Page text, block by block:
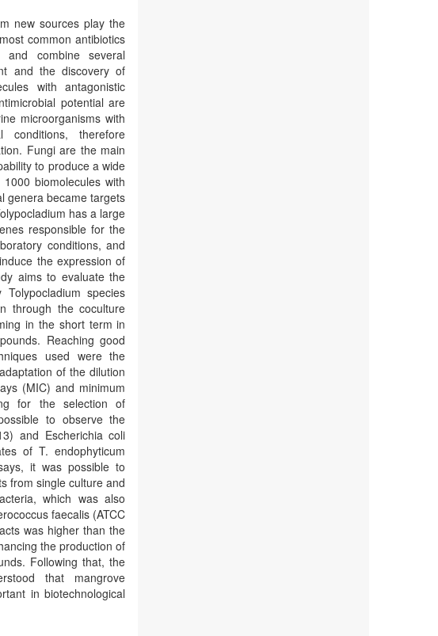
new sources play the
common antibiotics
combine several
and the discovery of
with antagonistic
potential are
microorganisms with
therefore
Fungi are the main
to produce a wide
biomolecules with
genera became targets
has a large
responsible for the
conditions, and
the expression of
aims to evaluate the
species
through the coculture
in the short term in
Reaching good
used were the
of the dilution
(MIC) and minimum
for the selection of
to observe the
and Escherichia coli
of T. endophyticum
it was possible to
from single culture and
which was also
faecalis (ATCC
was higher than the
the production of
Following that, the
that mangrove
in biotechnological